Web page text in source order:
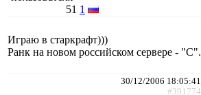
51 1
Играю в старкрафт)))
Ранк на новом российском сервере - "С".
30/12/2006 18:05:41
#391774